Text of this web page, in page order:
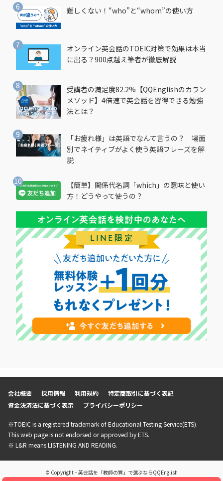
難しくない！“who”と“whom”の使い方
オンライン英会話のTOEIC対策で効果は本当
に出る？900点越え筆者が徹底解説
受講者の満足度82.2%【QQEnglishのカラン
メソッド】4倍速で英会話を習得できる勉強
法とは？
「お疲れ様」は英語でなんて言うの？ 場面
別でネイティブがよく使う英語フレーズを解
説
【簡単】関係代名詞「which」の意味と使い
方！どうやって使うの？
会社概要 採用情報 利用規約
特定商取引に基づく表記
資金決済法に基づく表示
プライバシーポリシー
※TOEIC is a registered trademark of Educational Testing Service(ETS).
This web page is not endorsed or approved by ETS.
※ L&R means LISTENING AND READING.
© Copyright – 英会話を「教師の質」で選ぶならQQEnglish